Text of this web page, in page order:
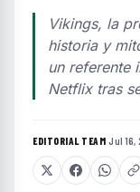
Vikings, la
historia y
un referente
Netflix tras
EDITORIAL TEAM·Jul 16,